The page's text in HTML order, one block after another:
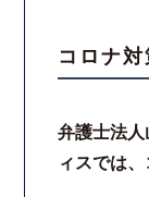
コロナ
弁護士法
ィスでは